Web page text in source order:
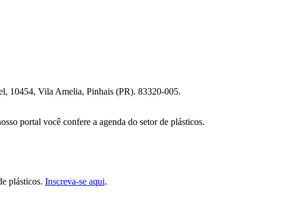
10454, Vila Amelia, Pinhais (PR). 83320-005.
portal você confere a agenda do setor de plásticos.
plásticos. Inscreva-se aqui.